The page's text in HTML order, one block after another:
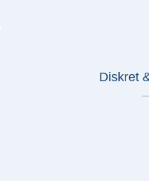
Diskret